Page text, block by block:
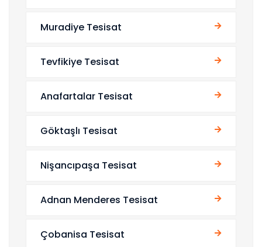
Muradiye Tesisat
Tevfikiye Tesisat
Anafartalar Tesisat
Göktaşlı Tesisat
Nişancıpaşa Tesisat
Adnan Menderes Tesisat
Çobanisa Tesisat